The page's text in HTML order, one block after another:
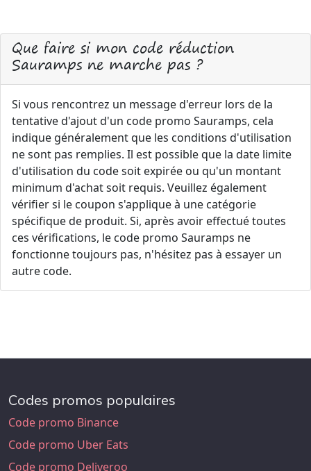
Que faire si mon code réduction
Sauramps ne marche pas ?
Si vous rencontrez un message d'erreur lors de la
tentative d'ajout d'un code promo Sauramps, cela
indique généralement que les conditions d'utilisation
ne sont pas remplies. Il est possible que la date limite
d'utilisation du code soit expirée ou qu'un montant
minimum d'achat soit requis. Veuillez également
vérifier si le coupon s'applique à une catégorie
spécifique de produit. Si, après avoir effectué toutes
ces vérifications, le code promo Sauramps ne
fonctionne toujours pas, n'hésitez pas à essayer un
autre code.
Codes promos populaires
Code promo Binance
Code promo Uber Eats
Code promo Deliveroo